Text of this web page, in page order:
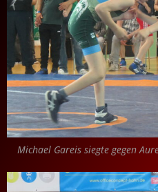
Michael Gareis siegte gegen